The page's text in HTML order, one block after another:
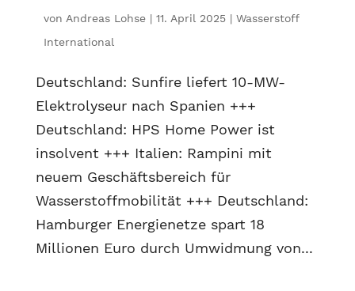
von Andreas Lohse| 11. April 2025| Wasserstoff
International
Deutschland: Sunfire liefert 10-MW-
Elektrolyseur nach Spanien +++
Deutschland: HPS Home Power ist
insolvent +++ Italien: Rampini mit
neuem Geschäftsbereich für
Wasserstoffmobilität +++ Deutschland:
Hamburger Energienetze spart 18
Millionen Euro durch Umwidmung von...